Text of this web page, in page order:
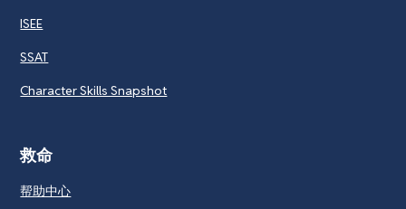
ISEE
SSAT
Character Skills Snapshot
救命
帮助中心